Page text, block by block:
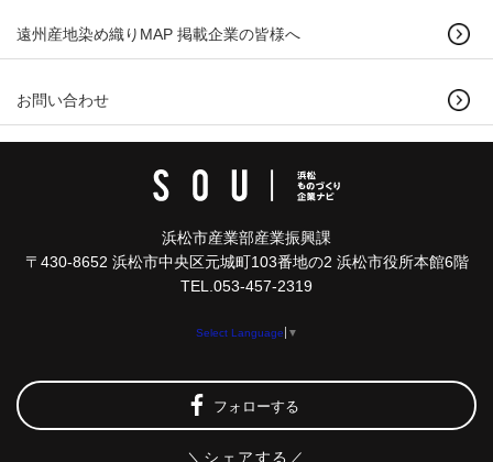
遠州産地染め織りMAP 掲載企業の皆様へ
お問い合わせ
浜松市産業部産業振興課
〒430-8652 浜松市中央区元城町103番地の2 浜松市役所本館6階
TEL.053-457-2319
Select Language ▼
＼シェアする／
フォローする